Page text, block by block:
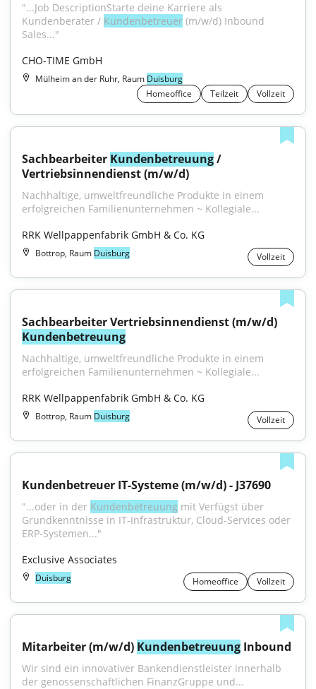
"...Job DescriptionStarte deine Karriere als
Kundenberater / Kundenbetreuer (m/w/d) Inbound
Sales..."
CHO-TIME GmbH
Mülheim an der Ruhr, Raum Duisburg
Homeoffice
Teilzeit Vollzeit
Sachbearbeiter Kundenbetreuung /
Vertriebsinnendienst (m/w/d)
Nachhaltige, umweltfreundliche Produkte in einem
erfolgreichen Familienunternehmen ~ Kollegiale...
RRK Wellpappenfabrik GmbH & Co. KG
Bottrop, Raum Duisburg Vollzeit
Kundenbetreuung
Nachhaltige, umweltfreundliche Produkte in einem
erfolgreichen Familienunternehmen ~ Kollegiale...
RRK Wellpappenfabrik GmbH & Co. KG
Bottrop, Raum Duisburg Vollzeit
Kundenbetreuer IT-Systeme (m/w/d) - J37690
"...oder in der Kundenbetreuung mit Verfügst über
Grundkenntnisse in IT-Infrastruktur, Cloud-Services oder
ERP-Systemen..."
Exclusive Associates
Duisburg Homeoffice Vollzeit
Mitarbeiter (m/w/d) Kundenbetreuung Inbound
Wir sind ein innovativer Bankendienstleister innerhalb
der genossenschaftlichen FinanzGruppe und...